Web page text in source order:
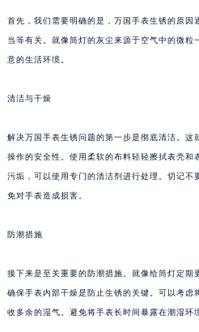
首先，我们需要明确的是，万国手表生锈的原因
当等有关。就像筒灯的灰尘来源于空气中的微粒
意的生活环境。
清洁与干燥
解决万国手表生锈问题的第一步是彻底清洁。这
操作的安全性。使用柔软的布料轻轻擦拭表壳和
污垢，可以使用专门的清洁剂进行处理。切记不
免对手表造成损害。
防潮措施
接下来是至关重要的防潮措施。就像给筒灯定期
确保手表内部干燥是防止生锈的关键。可以考虑
收多余的湿气。避免将手表长时间暴露在潮湿环